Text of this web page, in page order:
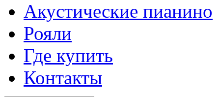
Акустические пианино
Рояли
Где купить
Контакты